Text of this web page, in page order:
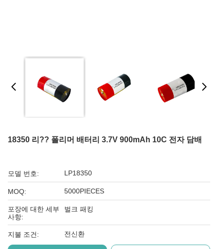
18350 리?? 폴리머 배터리 3.7V 900mAh 10C 전자 담배
모델 번호: LP18350
MOQ: 5000PIECES
포장에 대한 세부
사항:
벌크 패킹
지불 조건: 전신환